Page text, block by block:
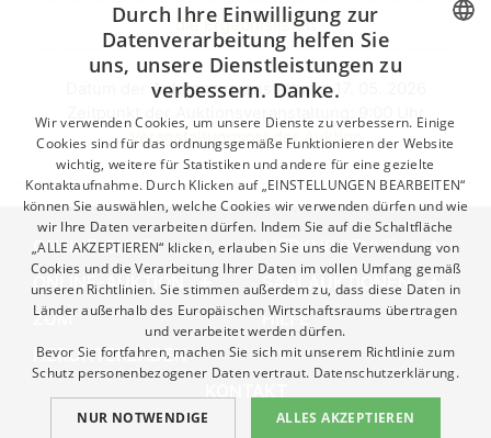
die Ergebnislisten
Datum der Auktionsveranstaltung: 17. 05. 2026
Zeitpunkt der Auktionsveranstaltung: 9:00 Uhr
Veranstaltungsort der Auktion
ONLINE-SHOP
MERKUR REVUE
ONLINE-AUKTION
SAALAUKTIONEN
ZUM
HERUNTERLADEN
HILFE
ENGLISH
Durch Ihre Einwilligung zur
Datenverarbeitung helfen Sie
uns, unsere Dienstleistungen zu
verbessern. Danke.
Wir verwenden Cookies, um unsere Dienste zu verbessern. Einige
Cookies sind für das ordnungsgemäße Funktionieren der Website
wichtig, weitere für Statistiken und andere für eine gezielte
Kontaktaufnahme. Durch Klicken auf „EINSTELLUNGEN BEARBEITEN“
können Sie auswählen, welche Cookies wir verwenden dürfen und wie
wir Ihre Daten verarbeiten dürfen. Indem Sie auf die Schaltfläche
„ALLE AKZEPTIEREN“ klicken, erlauben Sie uns die Verwendung von
Cookies und die Verarbeitung Ihrer Daten im vollen Umfang gemäß
unseren Richtlinien. Sie stimmen außerdem zu, dass diese Daten in
Länder außerhalb des Europäischen Wirtschaftsraums übertragen
und verarbeitet werden dürfen.
Bevor Sie fortfahren, machen Sie sich mit unserem Richtlinie zum
Schutz personenbezogener Daten vertraut. Datenschutzerklärung.
ALLES AKZEPTIEREN
NUR NOTWENDIGE